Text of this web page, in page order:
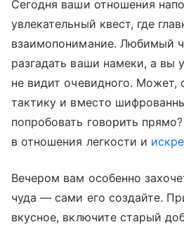
Сегодня ваши отношения
увлекательный квест, где
взаимопонимание. Любимый
разгадать ваши намеки, а вы
не видит очевидного. Может,
тактику и вместо
попробовать говорить
в отношения легкости и
Вечером вам особенно
чуда — сами его создайте.
вкусное, включите старый